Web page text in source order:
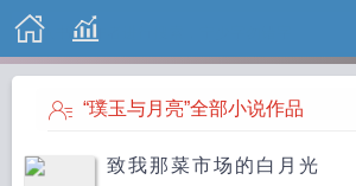
“璞玉与月亮”全部小说作品
致我那菜市场的白月光